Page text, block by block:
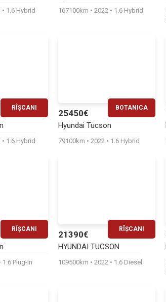
1.6 Hybrid 167100km 2022 1.6 Hybrid
RÎȘCANI
1.6 Hybrid
BOTANICA
25450€
Hyundai Tucson
79100km 2022 1.6 Hybrid
RÎȘCANI
1.6 Plug-In
RÎȘCANI
RATĂ LUNARĂ
21390€
HYUNDAI TUCSON
109500km 2022 1.6 Diesel